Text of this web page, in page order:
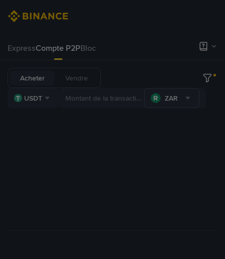
ExpressCompte P2PBloc
Acheter Vendre
USDT ZAR